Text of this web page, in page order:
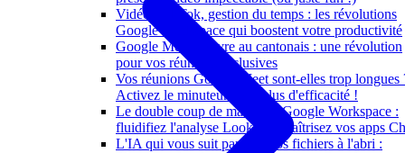
Vidéos TikTok, gestion du temps : les révolutions
Google Workspace qui boostent votre productivité
Google Meet s'ouvre au cantonais : une révolution
pour vos réunions inclusives
Vos réunions Google Meet sont-elles trop longues
Activez le minuteur pour plus d'efficacité !
Le double coup de maître de Google Workspace :
fluidifiez l'analyse Looker et maîtrisez vos apps
L'IA qui vous suit partout, vos fichiers à l'abri :